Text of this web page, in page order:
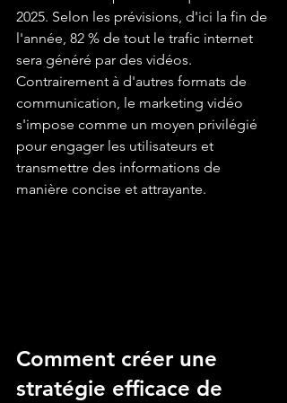
2025. Selon les prévisions, d'ici la fin de
l'année, 82 % de tout le trafic internet
sera généré par des vidéos.
Contrairement à d'autres formats de
communication, le marketing vidéo
s'impose comme un moyen privilégié
pour engager les utilisateurs et
transmettre des informations de
manière concise et attrayante.
Comment créer une
stratégie efficace de